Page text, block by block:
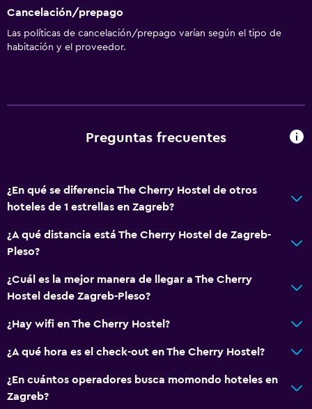
Cancelación/prepago
Las políticas de cancelación/prepago varían según el tipo de
habitación y el proveedor.
Preguntas frecuentes
¿En qué se diferencia The Cherry Hostel de otros
hoteles de 1 estrellas en Zagreb?
¿A qué distancia está The Cherry Hostel de Zagreb-
Pleso?
¿Cuál es la mejor manera de llegar a The Cherry
Hostel desde Zagreb-Pleso?
¿Hay wifi en The Cherry Hostel?
¿A qué hora es el check-out en The Cherry Hostel?
¿En cuántos operadores busca momondo hoteles en
Zagreb?